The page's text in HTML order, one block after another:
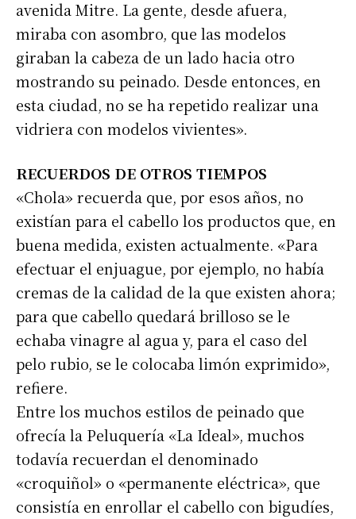
Suscribirme gratis
Dirección de correo electrónico
Apellidos
Número de teléfono
avenida Mitre. La gente, desde afuera,
miraba con asombro, que las modelos
giraban la cabeza de un lado hacia otro
mostrando su peinado. Desde entonces, en
esta ciudad, no se ha repetido realizar una
vidriera con modelos vivientes».
RECUERDOS DE OTROS TIEMPOS
«Chola» recuerda que, por esos años, no
existían para el cabello los productos que, en
buena medida, existen actualmente. «Para
efectuar el enjuague, por ejemplo, no había
cremas de la calidad de la que existen ahora;
para que cabello quedará brilloso se le
echaba vinagre al agua y, para el caso del
pelo rubio, se le colocaba limón exprimido»,
refiere.
Entre los muchos estilos de peinado que
ofrecía la Peluquería «La Ideal», muchos
todavía recuerdan el denominado
«croquiñol» o «permanente eléctrica», que
consistía en enrollar el cabello con bigudíes,